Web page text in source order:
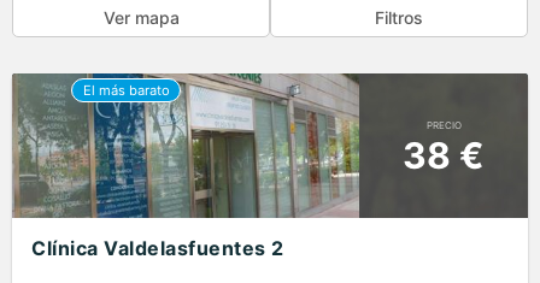
Ver mapa Filtros
PRECIO
38 €
Clínica Valdelasfuentes 2